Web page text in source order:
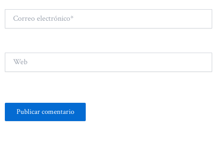
Correo
electrónico*
Web